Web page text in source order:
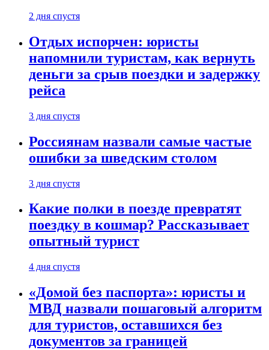
2 дня спустя
Отдых испорчен: юристы
напомнили туристам, как вернуть
деньги за срыв поездки и задержку
рейса
3 дня спустя
Россиянам назвали самые частые
ошибки за шведским столом
3 дня спустя
Какие полки в поезде превратят
поездку в кошмар? Рассказывает
опытный турист
4 дня спустя
«Домой без паспорта»: юристы и
МВД назвали пошаговый алгоритм
для туристов, оставшихся без
документов за границей